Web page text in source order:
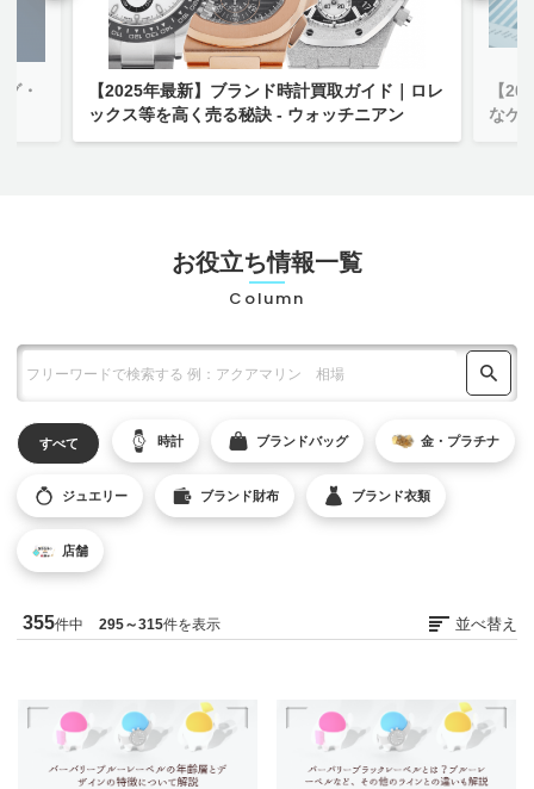
お気軽にご相談ください
0120-954-800
・
【2025年最新】ブランド時計買取ガイド｜ロレ
ックス等を高く売る秘訣 - ウォッチニアン
【
なケ
お役立ち情報一覧
Column
すべて 時計 ブランドバッグ 金・プラチナ
ジュエリー ブランド財布 ブランド衣類
店舗
355件中 295～315件を表示 並べ替え